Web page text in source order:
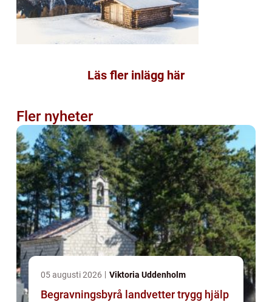
Läs fler inlägg här
Fler nyheter
05 augusti 2026 Viktoria Uddenholm
Begravningsbyrå landvetter trygg hjälp